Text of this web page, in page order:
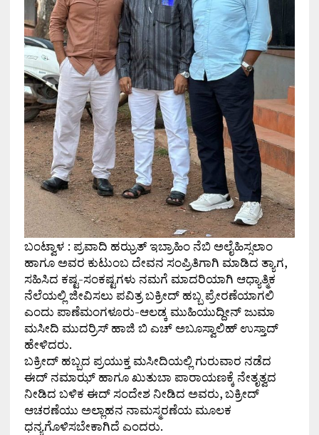
ಬಂಟ್ವಾಳ : ಪ್ರವಾದಿ ಹಝ್ರತ್ ಇಬ್ರಾಹಿಂ ನೆಬಿ ಅಲೈಹಿಸ್ಸಲಾಂ
ಹಾಗೂ ಅವರ ಕುಟುಂಬ ದೇವನ ಸಂಪ್ರಿತಿಗಾಗಿ ಮಾಡಿದ ತ್ಯಾಗ,
ಸಹಿಸಿದ ಕಷ್ಟ-ಸಂಕಷ್ಟಗಳು ನಮಗೆ ಮಾದರಿಯಾಗಿ ಆಧ್ಯಾತ್ಮಿಕ
ನೆಲೆಯಲ್ಲಿ ಜೀವಿಸಲು ಪವಿತ್ರ ಬಕ್ರೀದ್ ಹಬ್ಬ ಪ್ರೇರಣೆಯಾಗಲಿ
ಎಂದು ಪಾಣೆಮಂಗಳೂರು-ಆಲಡ್ಕ ಮುಹಿಯುದ್ದೀನ್ ಜುಮಾ
ಮಸೀದಿ ಮುದರ್ರಿಸ್ ಹಾಜಿ ಬಿ ಎಚ್ ಅಬೂಸ್ವಾಲಿಹ್ ಉಸ್ತಾದ್
ಹೇಳಿದರು.
ಬಕ್ರೀದ್ ಹಬ್ಬದ ಪ್ರಯುಕ್ತ ಮಸೀದಿಯಲ್ಲಿ ಗುರುವಾರ ನಡೆದ
ಈದ್ ನಮಾಝ್ ಹಾಗೂ ಖುತುಬಾ ಪಾರಾಯಣಕ್ಕೆ ನೇತೃತ್ವದ
ನೀಡಿದ ಬಳಿಕ ಈದ್ ಸಂದೇಶ ನೀಡಿದ ಅವರು, ಬಕ್ರೀದ್
ಆಚರಣೆಯು ಅಲ್ಲಾಹನ ನಾಮಸ್ಮರಣೆಯ ಮೂಲಕ
ಧನ್ಯಗೊಳಿಸಬೇಕಾಗಿದೆ ಎಂದರು.